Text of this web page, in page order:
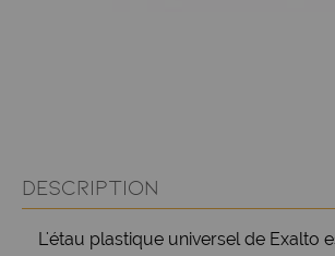
DESCRIPTION
L'étau plastique universel de Exalto